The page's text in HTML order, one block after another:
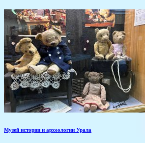
Музей истории и археологии Урала